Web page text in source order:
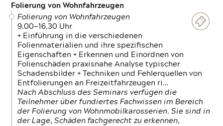
Folierung von Wohnfahrzeugen
Folierung von Wohnfahrzeugen
9.00—16.30 Uhr
+ Einführung in die verschiedenen
Folienmaterialien und ihre spezifischen
Eigenschaften + Erkennen und Einordnen von
Folienschäden praxisnahe Analyse typischer
Schadensbilder + Techniken und Fehlerquellen von
Entfolierungen an Freizeitfahrzeugen ri…
Nach Abschluss des Seminars verfügen die
Teilnehmer über fundiertes Fachwissen im Bereich
der Folierung von Wohnmobilkarosserien. Sie sind in
der Lage, Schäden fachgerecht zu erkennen,